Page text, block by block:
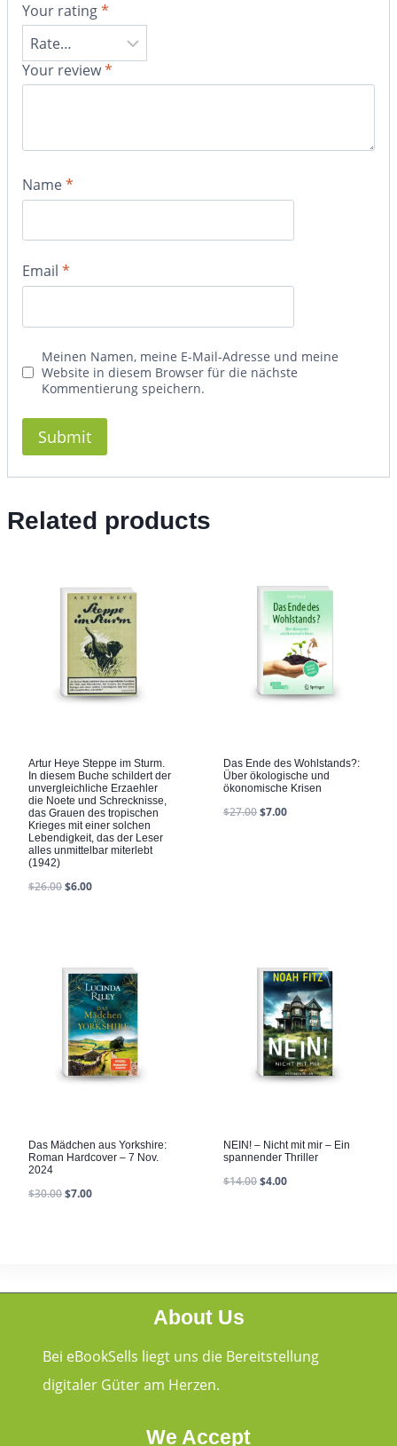
Your rating*
Your review*
Name*
Email *
Meinen Namen, meine E-Mail-Adresse und meine
Website in diesem Browser für die nächste
Kommentierung speichern.
Related products
Artur Heye Steppe im Sturm.
In diesem Buche schildert der
unvergleichliche Erzaehler
die Noete und Schrecknisse,
das Grauen des tropischen
Krieges mit einer solchen
Lebendigkeit, das der Leser
alles unmittelbar miterlebt
(1942)
$26.00$6.00
Das Ende des Wohlstands?:
Über ökologische und
ökonomische Krisen
$27.00$7.00
Das Mädchen aus Yorkshire:
Roman Hardcover – 7 Nov.
2024
$30.00$7.00
NEIN! – Nicht mit mir – Ein
spannender Thriller
$14.00$4.00
About Us
Bei eBookSells liegt uns die Bereitstellung
digitaler Güter am Herzen.
We Accept